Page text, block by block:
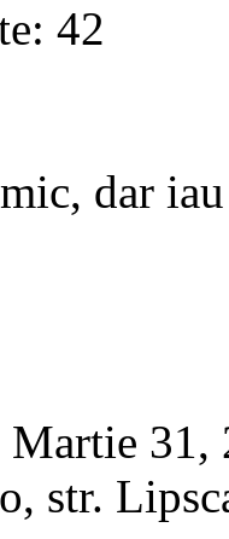
42
dar
Martie 31,
str.